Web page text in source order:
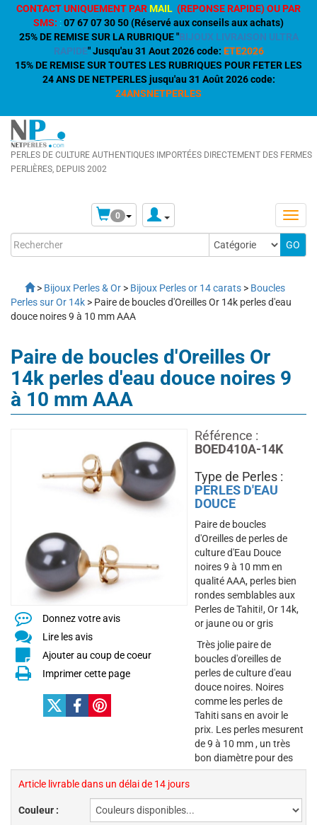
CONTACT UNIQUEMENT PARMAIL (REPONSE RAPIDE) OU PAR
SMS: :07 67 07 30 50 (Réservé aux conseils aux achats)
25% DE REMISE SUR LA RUBRIQUE "BIJOUX LIVRAISON ULTRA
RAPIDE" Jusqu'au 31 Aout 2026 code: ETE2026
15% DE REMISE SUR TOUTES LES RUBRIQUES POUR FETER LES
24 ANS DE NETPERLES jusqu'au 31 Août 2026 code:
24ANSNETPERLES
PERLES DE CULTURE AUTHENTIQUES IMPORTÉES DIRECTEMENT DES FERMES
PERLIÈRES, DEPUIS 2002
0
> Bijoux Perles & Or > Bijoux Perles or 14 carats > Boucles
Perles sur Or 14k > Paire de boucles d'Oreilles Or 14k perles d'eau
douce noires 9 à 10 mm AAA
Paire de boucles d'Oreilles Or
14k perles d'eau douce noires 9
à 10 mm AAA
Donnez votre avis
Lire les avis
Ajouter au coup de coeur
Imprimer cette page
Article livrable dans un délai de 14 jours
Couleur :
Référence :
BOED410A-14K
Type de Perles :
PERLES D'EAU
DOUCE
Paire de boucles
d'Oreilles de perles de
culture d'Eau Douce
noires 9 à 10 mm en
qualité AAA, perles bien
rondes semblables aux
Perles de Tahiti!, Or 14k,
or jaune ou or gris
Très jolie paire de
boucles d'oreilles de
perles de culture d'eau
douce noires. Noires
comme les perles de
Tahiti sans en avoir le
prix. Les perles mesurent
de 9 à 10 mm , un très
bon diamètre pour des